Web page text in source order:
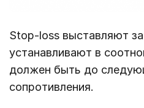
Stop-loss выставляют
устанавливают в
должен быть до
сопротивления.